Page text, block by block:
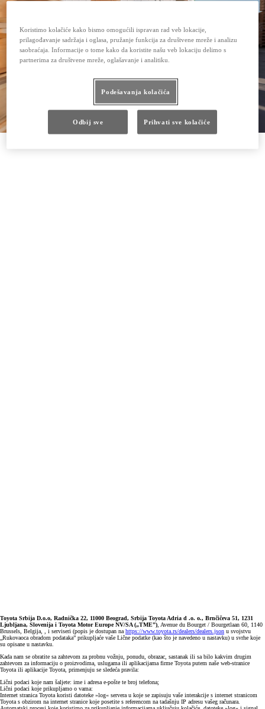
Toyota Srbija D.o.o, Radnička 22, 11000 Beograd, Srbija Toyota Adria d .o. o., Brnčičeva 51, 1231
Ljubljana, Slovenija i Toyota Motor Europe NV/SA („TME”) , Avenue du Bourget / Bourgetlaan 60, 1140
Brussels, Belgija, , i serviseri (popis je dostupan na https://www.toyota.rs/dealers/dealers.json u svojstvu
„Rukovaoca obradom podataka” prikupljaće vaše Lične podatke (kao što je navedeno u nastavku) u svrhe koje
su opisane u nastavku.
Kada nam se obratite sa zahtevom za probnu vožnju, ponudu, obrazac, sastanak ili sa bilo kakvim drugim
zahtevom za informaciju o proizvodima, uslugama ili aplikacijama firme Toyota putem naše web-stranice
Toyota ili aplikacije Toyota, primenjuju se sledeća pravila:
Lični podaci koje nam šaljete: ime i adresa e-pošte te broj telefona;
Lični podaci koje prikupljamo o vama:
Internet stranica Toyota koristi datoteke »log« servera u koje se zapisuju vaše interakcije s internet stranicom
Toyota s obzirom na internet stranice koje posetite s referencom na tadašnju IP adresu vašeg računara.
Koristimo kolačiće kako bismo omogućili ispravan rad veb lokacije,
prilagođavanje sadržaja i oglasa, pružanje funkcija za društvene mreže i analizu
saobraćaja. Informacije o tome kako da koristite našu veb lokaciju delimo s
partnerima za društvene mreže, oglašavanje i analitiku.
Podešavanja kolačića
Odbij sve Prihvati sve kolačiće